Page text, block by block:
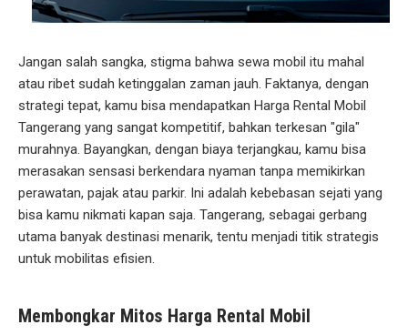
Jangan salah sangka, stigma bahwa sewa mobil itu mahal
atau ribet sudah ketinggalan zaman jauh. Faktanya, dengan
strategi tepat, kamu bisa mendapatkan Harga Rental Mobil
Tangerang yang sangat kompetitif, bahkan terkesan "gila"
murahnya. Bayangkan, dengan biaya terjangkau, kamu bisa
merasakan sensasi berkendara nyaman tanpa memikirkan
perawatan, pajak atau parkir. Ini adalah kebebasan sejati yang
bisa kamu nikmati kapan saja. Tangerang, sebagai gerbang
utama banyak destinasi menarik, tentu menjadi titik strategis
untuk mobilitas efisien.
Membongkar Mitos Harga Rental Mobil